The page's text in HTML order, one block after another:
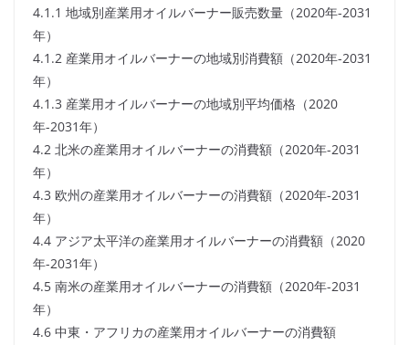
4.1.1 地域別産業用オイルバーナー販売数量（2020年-2031
年）
4.1.2 産業用オイルバーナーの地域別消費額（2020年-2031
年）
4.1.3 産業用オイルバーナーの地域別平均価格（2020
年-2031年）
4.2 北米の産業用オイルバーナーの消費額（2020年-2031
年）
4.3 欧州の産業用オイルバーナーの消費額（2020年-2031
年）
4.4 アジア太平洋の産業用オイルバーナーの消費額（2020
年-2031年）
4.5 南米の産業用オイルバーナーの消費額（2020年-2031
年）
4.6 中東・アフリカの産業用オイルバーナーの消費額